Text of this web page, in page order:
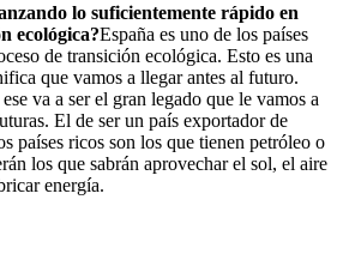
lo suficientemente rápido en
ecológica?España es uno de los países
de transición ecológica. Esto es una
que vamos a llegar antes al futuro.
va a ser el gran legado que le vamos a
El de ser un país exportador de
países ricos son los que tienen petróleo o
los que sabrán aprovechar el sol, el aire
energía.